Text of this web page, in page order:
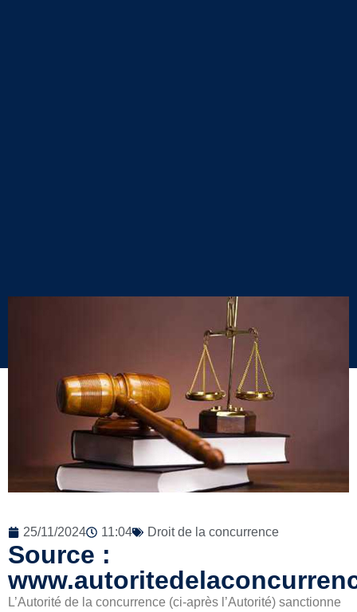
25/11/2024 11:04 Droit de la concurrence
Source :
L’Autorité de la concurrence (ci-après l’Autorité) sanctionne